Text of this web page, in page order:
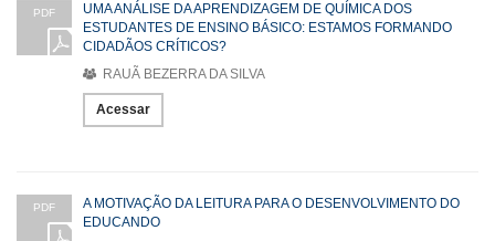
PDF
UMA ANÁLISE DA APRENDIZAGEM DE QUÍMICA DOS
ESTUDANTES DE ENSINO BÁSICO: ESTAMOS FORMANDO
CIDADÃOS CRÍTICOS?
RAUÃ BEZERRA DA SILVA
Acessar
PDF
A MOTIVAÇÃO DA LEITURA PARA O DESENVOLVIMENTO DO
EDUCANDO